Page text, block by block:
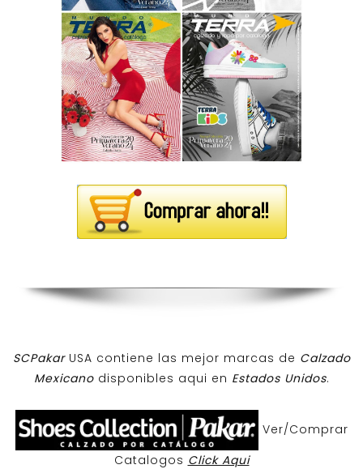
SCPakar USA contiene las mejor marcas de Calzado
Mexicanodisponibles aqui en Estados Unidos.
Ver/Comprar
Catalogos Click Aqui